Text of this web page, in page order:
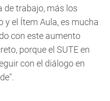
de trabajo, más los
y el Ítem Aula, es mucha
con este aumento
porque el SUTE en
con el diálogo en